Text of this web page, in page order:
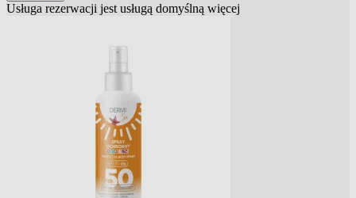
Usługa rezerwacji jest usługą domyślną więcej